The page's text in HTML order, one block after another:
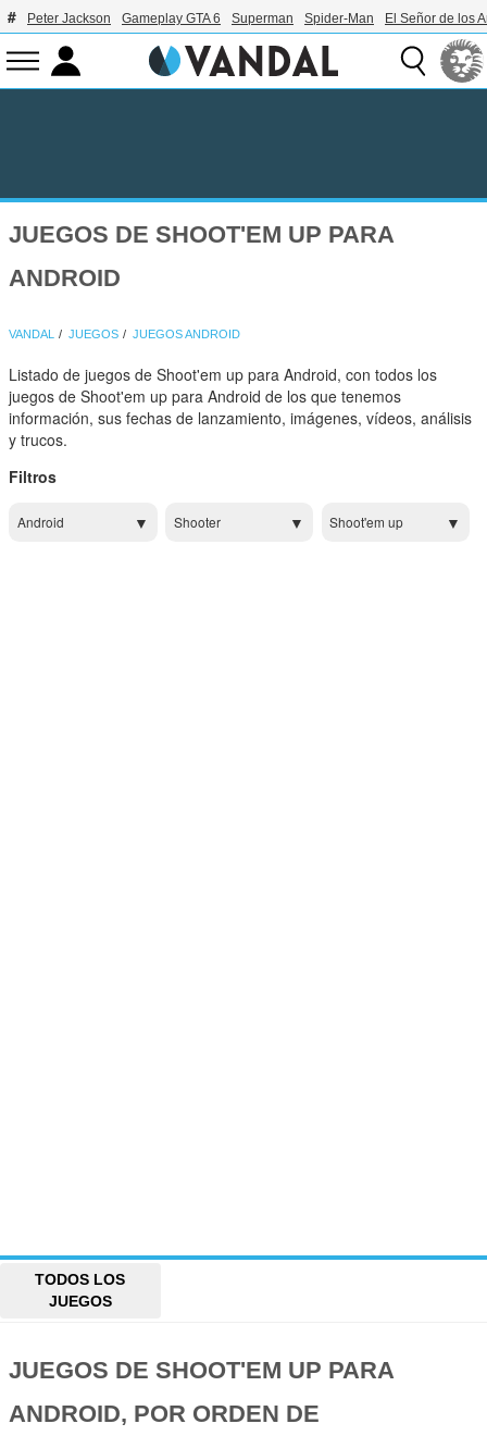
Peter Jackson Gameplay GTA 6 Superman Spider-Man El Señor de los
JUEGOS DE SHOOT'EM UP PARA
ANDROID
VANDAL JUEGOS JUEGOS ANDROID
Listado de juegos de Shoot'em up para Android, con todos los
juegos de Shoot'em up para Android de los que tenemos
información, sus fechas de lanzamiento, imágenes, vídeos, análisis
y trucos.
Filtros
Android Shooter Shoot'em up
TODOS LOS
JUEGOS
JUEGOS DE SHOOT'EM UP PARA
ANDROID, POR ORDEN DE